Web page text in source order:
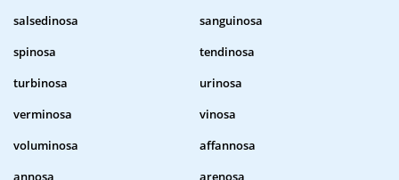
salsedinosa
sanguinosa
spinosa
tendinosa
turbinosa
urinosa
verminosa
vinosa
voluminosa
affannosa
annosa
arenosa